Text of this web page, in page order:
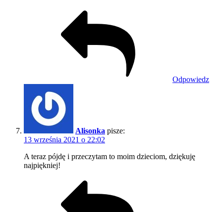
Odpowiedz
Alisonka pisze:
13 września 2021 o 22:02
A teraz pójdę i przeczytam to moim dzieciom, dziękuję
najpiękniej!